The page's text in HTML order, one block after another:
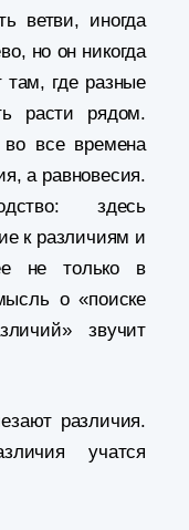
ветви, иногда
но он никогда
там, где разные
расти рядом.
все времена
а равновесия.
здесь
к различиям и
не только в
о «поиске
звучит
различия.
учатся